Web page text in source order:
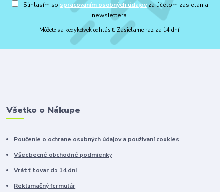
Súhlasím so spracovaním osobných údajovza účelom zasielania
newslettera.
Môžete sa kedykoľvek odhlásiť. Zasielame raz za 14 dní.
Všetko o Nákupe
Poučenie o ochrane osobných údajov a použivaní cookies
Všeobecné obchodné podmienky
Vrátiť tovar do 14 dni
Reklamačný formulár